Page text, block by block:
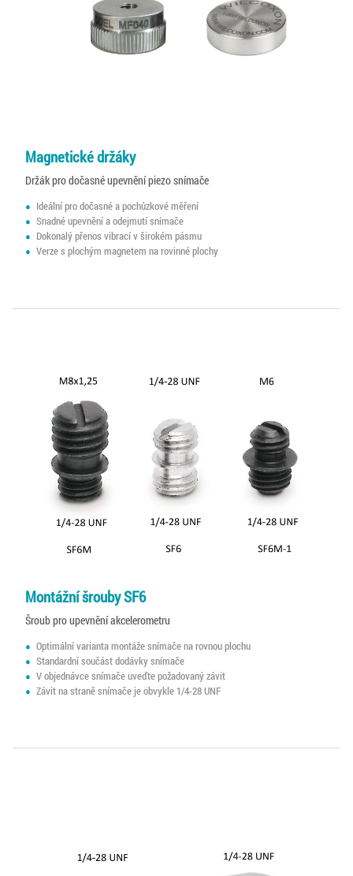
Magnetické držáky
Držák pro dočasné upevnění piezo snímače
Ideální pro dočasné a pochůzkové měření
Snadné upevnění a odejmutí snímače
Dokonalý přenos vibrací v širokém pásmu
Verze s plochým magnetem na rovinné plochy
Montážní šrouby SF6
Šroub pro upevnění akcelerometru
Optimální varianta montáže snímače na rovnou plochu
Standardní součást dodávky snímače
V objednávce snímače uveďte požadovaný závit
Závit na straně snímače je obvykle 1/4-28 UNF